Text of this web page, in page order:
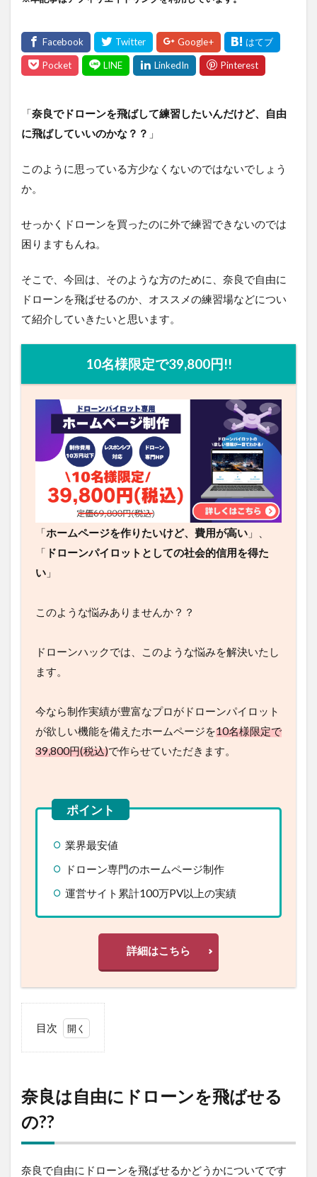
「奈良でドローンを飛ばして練習したいんだけど、自由
に飛ばしていいのかな？？ 」
このように思っている方少なくないのではないでしょう
か。
せっかくドローンを買ったのに外で練習できないのでは
困りますもんね。
そこで、今回は、そのような方のために、奈良で自由に
ドローンを飛ばせるのか、オススメの練習場などについ
て紹介していきたいと思います。
10名様限定で39,800円!!
「ホームページを作りたいけど、費用が高い 」、
「 ドローンパイロットとしての社会的信用を得た
い 」
このような悩みありませんか？？
ドローンハックでは、このような悩みを解決いたし
ます。
今なら制作実績が豊富なプロがドローンパイロット
が欲しい機能を備えたホームページを10名様限定で
39,800円(税込)で作らせていただきます。
業界最安値
ドローン専門のホームページ制作
運営サイト累計100万PV以上の実績
詳細はこちら
目次
は
自
由
に
ド
ー
奈良は自由にドローンを飛ばせる
の??
奈良で自由にドローンを飛ばせるかどうかについてです